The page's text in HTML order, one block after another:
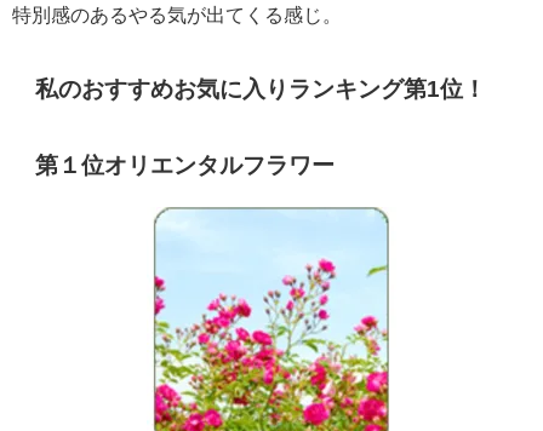
特別感のあるやる気が出てくる感じ。
私のおすすめお気に入りランキング第1位！
第１位オリエンタルフラワー